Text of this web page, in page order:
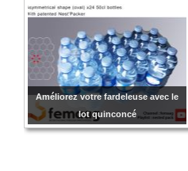
Améliorez votre fardeleuse avec le
lot quinconcé